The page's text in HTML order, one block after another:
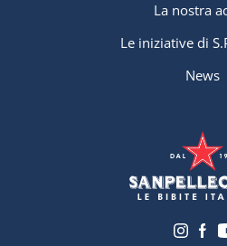
La nostra
Le iniziative di
News